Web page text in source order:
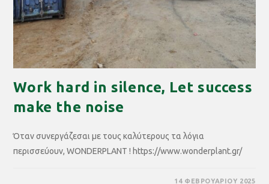
Work hard in silence, Let success
make the noise
Όταν συνεργάζεσαι με τους καλύτερους τα λόγια
περισσεύουν, WONDERPLANT ! https://www.wonderplant.gr/
14 ΦΕΒΡΟΥΑΡΊΟΥ 2025